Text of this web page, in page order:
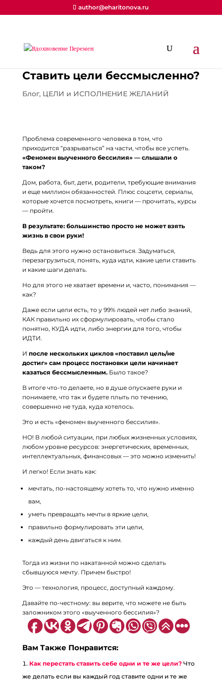
author@eharitonova.ru
Ставить цели бессмысленно?
Блог, ЦЕЛИ и ИСПОЛНЕНИЕ ЖЕЛАНИЙ
Проблема современного человека в том, что
приходится “разрываться” на части, чтобы все успеть.
«Феномен выученного бессилия» — слышали о
таком?
Дом, работа, быт, дети, родители, требующие внимания
и еще миллион обязанностей. Плюс соцсети, сериалы,
которые хочется посмотреть, книги — прочитать, курсы
— пройти.
В результате: большинство просто не может взять
жизнь в свои руки!
Ведь для этого нужно остановиться. Задуматься,
перезагрузиться, понять, куда идти, какие цели ставить
и какие шаги делать.
Но для этого не хватает времени и, часто, понимания —
как?
Даже если цели есть, то у 99% людей нет либо знаний,
КАК правильно их сформулировать, чтобы стало
понятно, КУДА идти, либо энергии для того, чтобы
ИДТИ.
И после нескольких циклов «поставил цель/не
достиг» сам процесс постановки цели начинает
казаться бессмысленным.Было такое?
В итоге что-то делаете, но в душе опускаете руки и
понимаете, что так и будете плыть по течению,
совершенно не туда, куда хотелось.
Это и есть «феномен выученного бессилия».
НО! В любой ситуации, при любых жизненных условиях,
любом уровне ресурсов: энергетических, временных,
интеллектуальных, финансовых — это можно изменить!
И легко! Если знать как:
мечтать, по-настоящему хотеть то, что нужно именно
вам,
уметь превращать мечты в яркие цели,
правильно формулировать эти цели,
каждый день двигаться к ним.
Тогда из жизни по накатанной можно сделать
сбывшуюся мечту. Причем быстро!
Это — технология, процесс, доступный каждому.
Давайте по-честному: вы верите, что можете не быть
заложником этого «выученного бессилия»?
Вам Также Понравится:
Как перестать ставить себе одни и те же цели? Что
же делать если вы каждый год ставите одни и те же